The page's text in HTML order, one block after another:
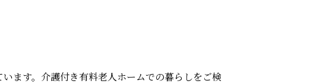
ます。介護付き有料老人ホームでの暮らしをご検